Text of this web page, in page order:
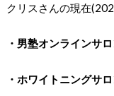
クリスさんの現在
・男塾オンラインサ
・ホワイトニングサ